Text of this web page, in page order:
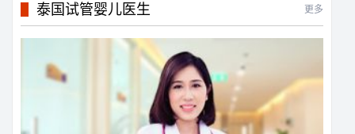
泰国试管婴儿医生 更多